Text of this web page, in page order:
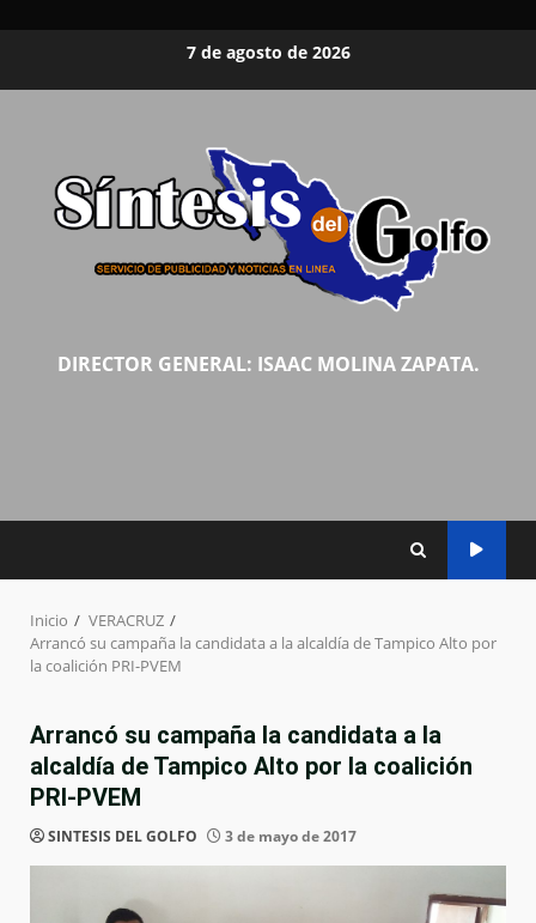
7 de agosto de 2026
DIRECTOR GENERAL: ISAAC MOLINA ZAPATA.
Inicio
VERACRUZ
Arrancó su campaña la candidata a la alcaldía de Tampico Alto por
la coalición PRI-PVEM
Arrancó su campaña la candidata a la
alcaldía de Tampico Alto por la coalición
PRI-PVEM
SINTESIS DEL GOLFO 3 de mayo de 2017